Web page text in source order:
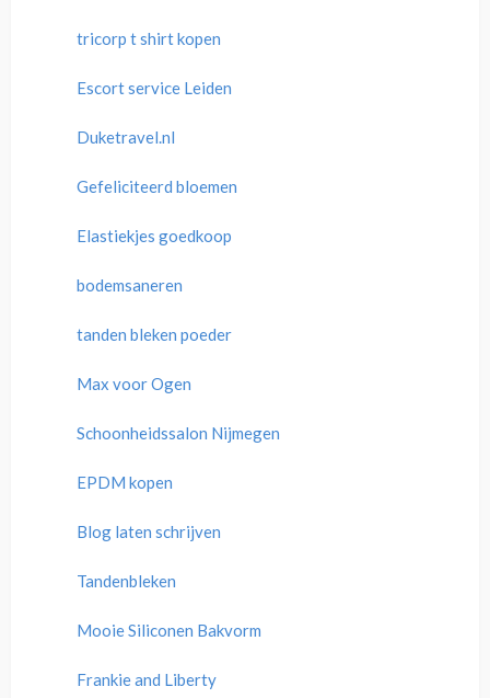
tricorp t shirt kopen
Escort service Leiden
Duketravel.nl
Gefeliciteerd bloemen
Elastiekjes goedkoop
bodemsaneren
tanden bleken poeder
Max voor Ogen
Schoonheidssalon Nijmegen
EPDM kopen
Blog laten schrijven
Tandenbleken
Mooie Siliconen Bakvorm
Frankie and Liberty